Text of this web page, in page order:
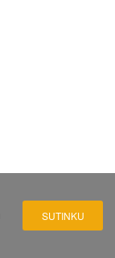
SUTINKU